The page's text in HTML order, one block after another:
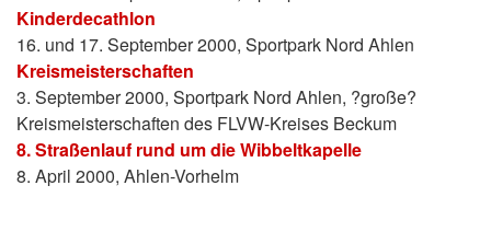
Kinderdecathlon
16. und 17. September 2000, Sportpark Nord Ahlen
Kreismeisterschaften
3. September 2000, Sportpark Nord Ahlen, ?große?
Kreismeisterschaften des FLVW-Kreises Beckum
8. Straßenlauf rund um die Wibbeltkapelle
8. April 2000, Ahlen-Vorhelm